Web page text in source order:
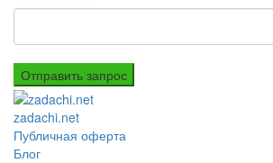
Отправить запрос
zadachi.net
Публичная оферта
Блог